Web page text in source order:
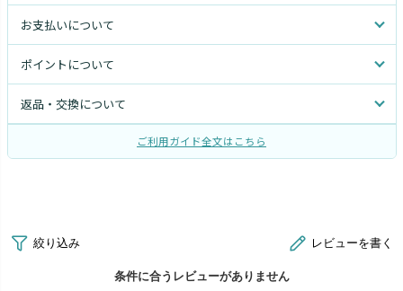
お支払いについて
ポイントについて
返品・交換について
ご利用ガイド全文はこちら